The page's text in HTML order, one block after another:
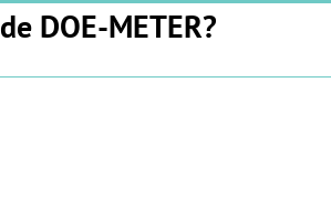
DOE-METER?